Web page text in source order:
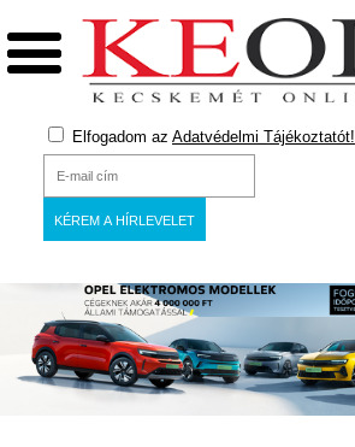
Elfogadom az Adatvédelmi Tájékoztatót!